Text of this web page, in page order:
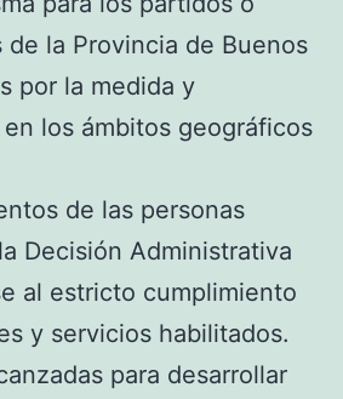
de la Provincia de Buenos
por la medida y
los ámbitos geográficos
de las personas
Decisión Administrativa
al estricto cumplimiento
y servicios habilitados.
para desarrollar